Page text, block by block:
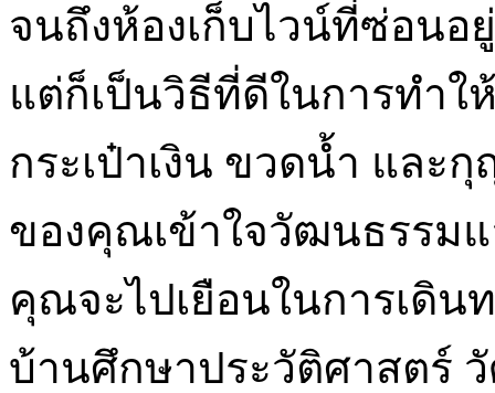
จนถึงห้องเก็บไวน์ที่ซ่อน
แต่ก็เป็นวิธีที่ดีในการทำ
กระเป๋าเงิน ขวดน้ำ และ
ของคุณเข้าใจวัฒนธรรม
คุณจะไปเยือนในการเดิน
บ้านศึกษาประวัติศาสตร์